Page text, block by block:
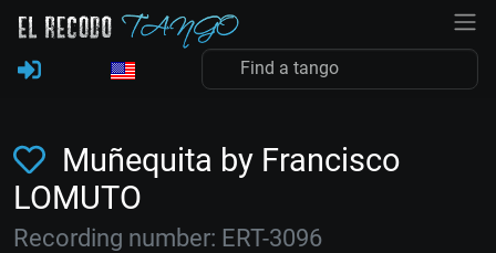
Muñequita by Francisco
LOMUTO
Recording number: ERT-3096